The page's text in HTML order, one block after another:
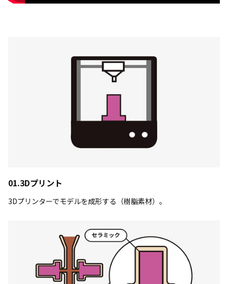
01.3Dプリント
3Dプリンターでモデルを成形する（樹脂素材）。